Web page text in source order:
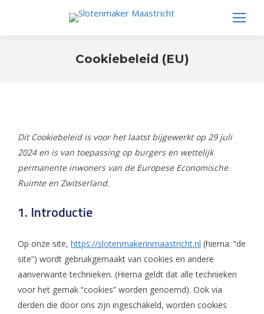
Cookiebeleid (EU)
Dit Cookiebeleid is voor het laatst bijgewerkt op 29 juli
2024 en is van toepassing op burgers en wettelijk
permanente inwoners van de Europese Economische
Ruimte en Zwitserland.
1. Introductie
Op onze site, https://slotenmakerinmaastricht.nl (hierna: “de
site”) wordt gebruikgemaakt van cookies en andere
aanverwante technieken. (Hierna geldt dat alle technieken
voor het gemak “cookies” worden genoemd). Ook via
derden die door ons zijn ingeschakeld, worden cookies